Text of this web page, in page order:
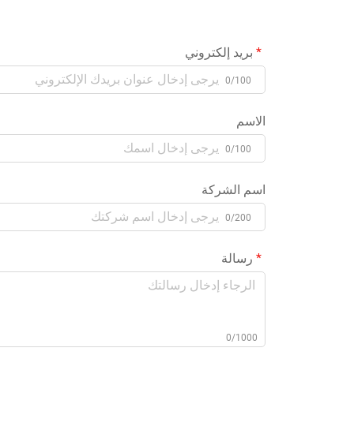
بريد إلكتروني
0/100
الاسم
0/100
اسم الشركة
0/200
رسالة
0/1000